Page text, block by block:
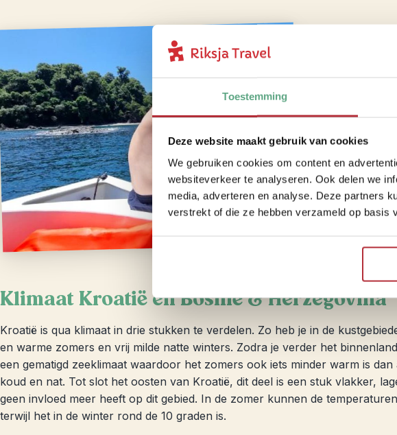
Toestemming
Deze website maakt gebruik van cookies
We gebruiken cookies om content en
websiteverkeer te analyseren. Ook delen we
media, adverteren en analyse. Deze partners
verstrekt of die ze hebben verzameld op basis
In de
Traditioneel
richting de
echte
Klimaat Kroatië en Bosnië & Herzegovina
Kroatië is qua klimaat in drie stukken te verdelen. Zo heb je in de
en warme zomers en vrij milde natte winters. Zodra je verder het
een gematigd zeeklimaat waardoor het zomers ook iets minder warm is
koud en nat. Tot slot het oosten van Kroatië, dit deel is een stuk vlakker,
geen invloed meer heeft op dit gebied. In de zomer kunnen de
terwijl het in de winter rond de 10 graden is.